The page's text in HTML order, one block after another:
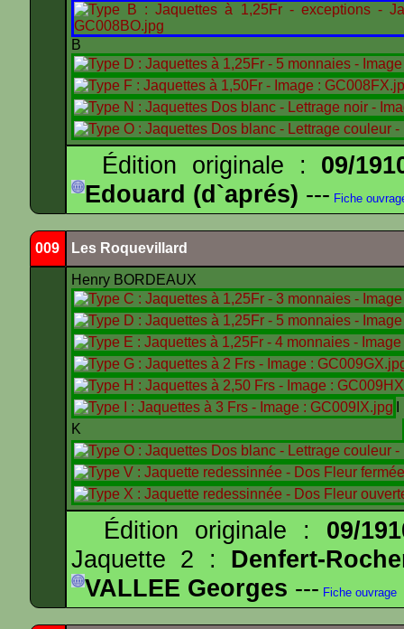
B
Édition originale : 09/
Edouard (d`aprés) --- Fiche
009 Les Roquevillard
Henry BORDEAUX
K
Édition originale : 09/
Jaquette 2 : Denfert-
VALLEE Georges --- Fiche ouvrage